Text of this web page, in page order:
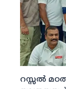
റസ്സല്‍